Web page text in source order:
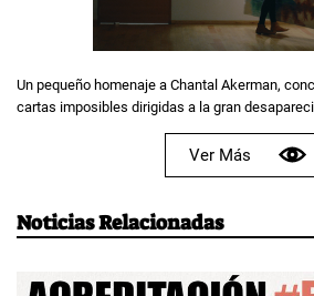
Un pequeño homenaje a Chantal Akerman,
cartas imposibles dirigidas a la gran
Ver Más
Noticias Relacionadas